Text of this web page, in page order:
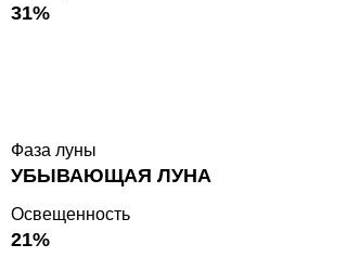
31%
Фаза луны
УБЫВАЮЩАЯ ЛУНА
Освещенность
21%